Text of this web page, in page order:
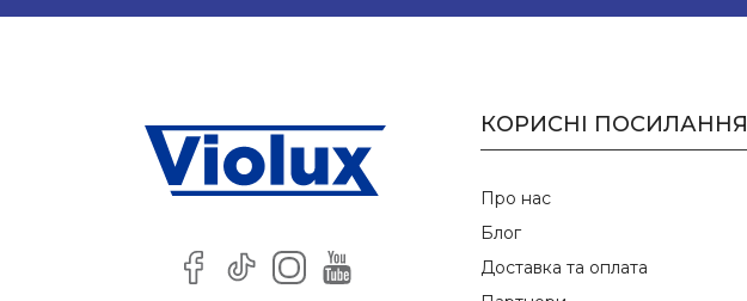
КОРИСНІ ПОСИЛАННЯ
Про нас
Блог
Доставка та оплата